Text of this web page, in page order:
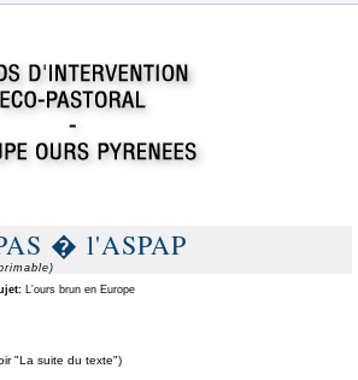
� l'ASPAP
L'ours brun en Europe
"La suite du texte")